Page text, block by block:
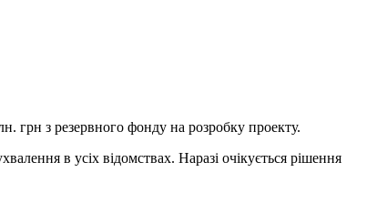
грн з резервного фонду на розробку проекту.
в усіх відомствах. Наразі очікується рішення